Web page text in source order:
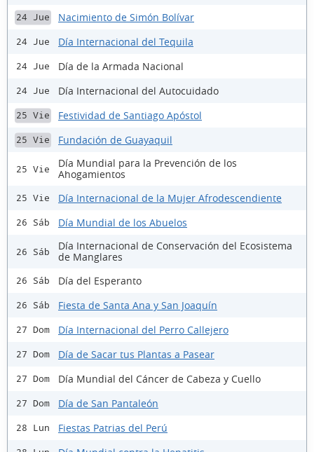
24 Jue Nacimiento de Simón Bolívar
24 Jue Día Internacional del Tequila
24 Jue Día de la Armada Nacional
24 Jue Día Internacional del Autocuidado
25 Vie Festividad de Santiago Apóstol
25 Vie Fundación de Guayaquil
25 Vie
Día Mundial para la Prevención de los
Ahogamientos
25 Vie Día Internacional de la Mujer Afrodescendiente
26 Sáb Día Mundial de los Abuelos
26 Sáb
Día Internacional de Conservación del Ecosistema
de Manglares
26 Sáb Día del Esperanto
26 Sáb Fiesta de Santa Ana y San Joaquín
27 Dom Día Internacional del Perro Callejero
27 Dom Día de Sacar tus Plantas a Pasear
27 Dom Día Mundial del Cáncer de Cabeza y Cuello
27 Dom Día de San Pantaleón
28 Lun Fiestas Patrias del Perú